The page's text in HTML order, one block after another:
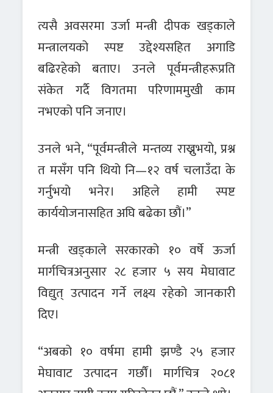
त्यसै अवसरमा उर्जा मन्त्री दीपक खड्काले
मन्त्रालयको स्पष्ट उद्देश्यसहित अगाडि
बढिरहेको बताए। उनले पूर्वमन्त्रीहरूप्रति
संकेत गर्दै विगतमा परिणाममुखी काम
नभएको पनि जनाए।
उनले भने, “पूर्वमन्त्रीले मन्तव्य राख्नुभयो, प्रश्न
त मसँग पनि थियो नि—१२ वर्ष चलाउँदा के
गर्नुभयो भनेर। अहिले हामी स्पष्ट
कार्ययोजनासहित अघि बढेका छौं।”
मन्त्री खड्काले सरकारको १० वर्षे ऊर्जा
मार्गचित्रअनुसार २८ हजार ५ सय मेघावाट
विद्युत् उत्पादन गर्ने लक्ष्य रहेको जानकारी
दिए।
“अबको १० वर्षमा हामी झण्डै २५ हजार
मेघावाट उत्पादन गर्छौं। मार्गचित्र २०८१